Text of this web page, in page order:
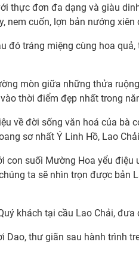
thực đơn đa dạng và giàu
nem cuốn, lợn bản nướng xiên
đó tráng miệng cùng hoa
mòn giữa những thửa
thời điểm đẹp nhất trong
về đời sống văn hoá của bà
sơ nhất Ý Linh Hồ, Lao
suối Mường Hoa yểu điệu
ta sẽ nhìn trọn được bản
khách tại cầu Lao Chải, đưa
thư giãn sau hành trình